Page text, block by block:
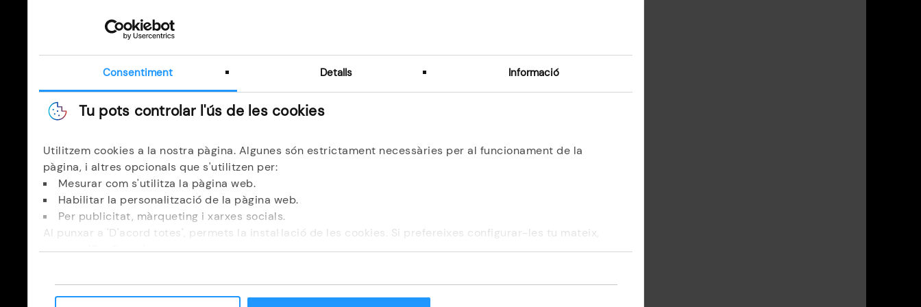
Consentiment Detalls Informació
Tu pots controlar l'ús de les cookies
Utilitzem cookies a la nostra pàgina. Algunes són estrictament necessàries per al funcionament de la
pàgina, i altres opcionals que s'utilitzen per:
Mesurar com s'utilitza la pàgina web.
Habilitar la personalització de la pàgina web.
Per publicitat, màrqueting i xarxes socials.
Al punxar a 'D'acord totes', permets la instal·lació de les cookies. Si prefereixes configurar-les tu mateix,
punxa a 'Configura'.
No recordo el meu correu